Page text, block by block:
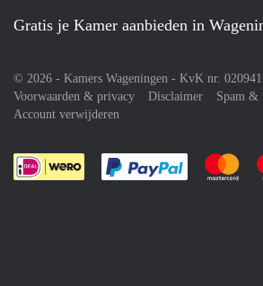
Gratis je Kamer aanbieden in
© 2026 - Kamers Wageningen - KvK nr.
Voorwaarden & privacy
Disclaimer
Spam &
Account verwijderen
Je rekent Je